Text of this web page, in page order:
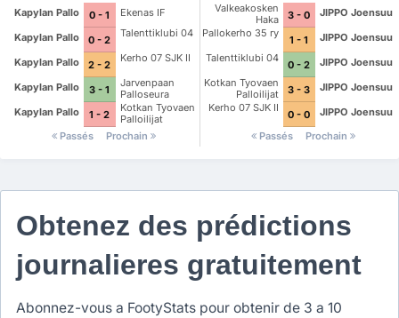
Kapylan Pallo 0 - 1
Ekenas IF
Kapylan Pallo
0 - 2
Talenttiklubi 04
Kapylan Pallo 2 - 2
Kerho 07 SJK II
Kapylan Pallo 3 - 1
Jarvenpaan
Palloseura
Kapylan Pallo
1 - 2
Kotkan Tyovaen
Palloilijat
Passés
Prochain
Valkeakosken
Haka
3 - 0
JIPPO Joensuu
Pallokerho 35 ry
1 - 1
JIPPO Joensuu
Talenttiklubi 04
0 - 2
JIPPO Joensuu
Kotkan Tyovaen
Palloilijat
3 - 3
JIPPO Joensuu
Kerho 07 SJK II
0 - 0
JIPPO Joensuu
Passés
Prochain
Obtenez des prédictions
journalieres gratuitement
Abonnez-vous a FootyStats pour obtenir de 3 a 10